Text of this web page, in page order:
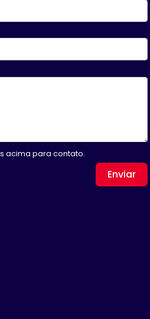
acima para contato.
Enviar